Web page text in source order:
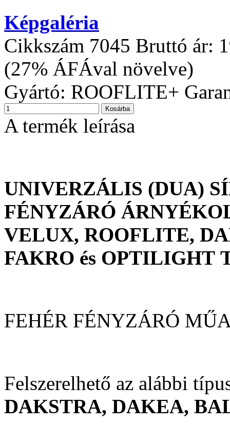
Képgaléria
Cikkszám 7045 Bruttó ár:
(27% ÁFÁval növelve)
Gyártó: ROOFLITE+
A termék leírása
UNIVERZÁLIS (DUA)
FÉNYZÁRÓ
VELUX, ROOFLITE,
FAKRO és OPTILIGHT
FEHÉR FÉNYZÁRÓ
Felszerelhető az alábbi
DAKSTRA, DAKEA,